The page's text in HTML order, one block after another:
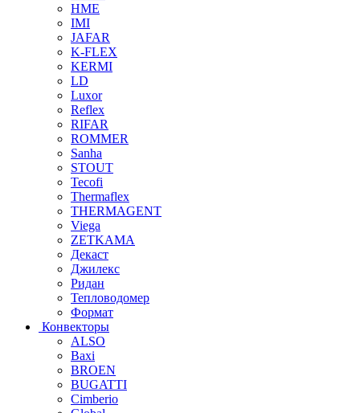
HME
IMI
JAFAR
K-FLEX
KERMI
LD
Luxor
Reflex
RIFAR
ROMMER
Sanha
STOUT
Tecofi
Thermaflex
THERMAGENT
Viega
ZETKAMA
Декаст
Джилекс
Ридан
Тепловодомер
Формат
Конвекторы
ALSO
Baxi
BROEN
BUGATTI
Cimberio